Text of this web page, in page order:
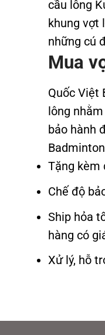
cầu lông
khung vợt
những cú
Mua
Quốc Việt
lông
bảo hành
Badminton
Tặng kèm
Chế độ
Ship hỏa
hàng có
Xử lý, hỗ